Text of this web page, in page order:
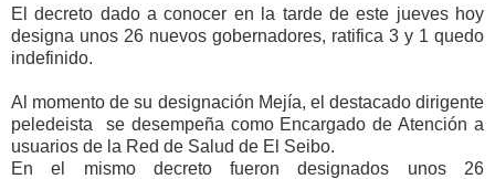
El decreto dado a conocer en la tarde de este jueves hoy
designa unos 26 nuevos gobernadores, ratifica 3 y 1 quedo
indefinido.
Al momento de su designación Mejía, el destacado dirigente
peledeista se desempeña como Encargado de Atención a
usuarios de la Red de Salud de El Seibo.
En el mismo decreto fueron designados unos 26